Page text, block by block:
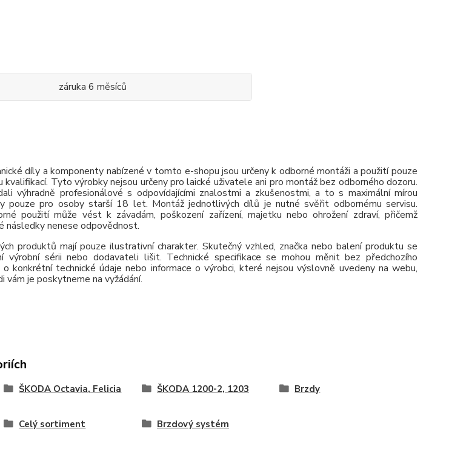
záruka 6 měsíců
díly a komponenty nabízené v tomto e-shopu jsou určeny k odborné montáži a použití pouze
kvalifikací. Tyto výrobky nejsou určeny pro laické uživatele ani pro montáž bez odborného dozoru.
výhradně profesionálové s odpovídajícími znalostmi a zkušenostmi, a to s maximální mírou
pouze pro osoby starší 18 let. Montáž jednotlivých dílů je nutné svěřit odbornému servisu.
použití může vést k závadám, poškození zařízení, majetku nebo ohrožení zdraví, přičemž
nenese odpovědnost.
produktů mají pouze ilustrativní charakter. Skutečný vzhled, značka nebo balení produktu se
výrobní sérii nebo dodavateli lišit. Technické specifikace se mohou měnit bez předchozího
konkrétní technické údaje nebo informace o výrobci, které nejsou výslovně uvedeny na webu,
je poskytneme na vyžádání.
ŠKODA Octavia, Felicia ŠKODA 1200-2, 1203 Brzdy
Celý sortiment Brzdový systém